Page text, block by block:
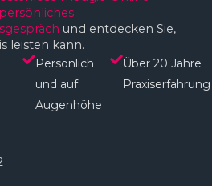
persönliches
und entdecken Sie,
leisten kann.
Persönlich
und auf
Augenhöhe​
Über 20 Jahre
Praxiserfahrung